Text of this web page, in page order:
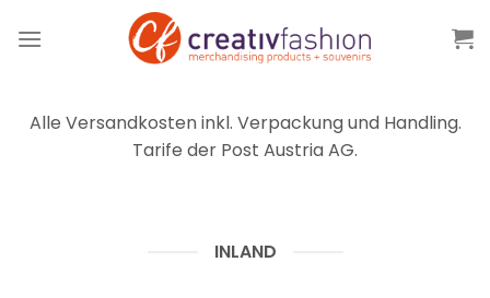
Alle Versandkosten inkl. Verpackung und Handling.
Tarife der Post Austria AG.
INLAND